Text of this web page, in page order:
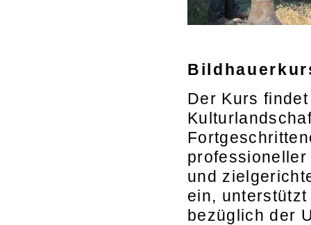
Der Kurs
und
ein,
bezüglich der